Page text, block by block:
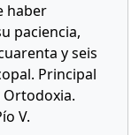
haber
paciencia,
y seis
Principal
V.